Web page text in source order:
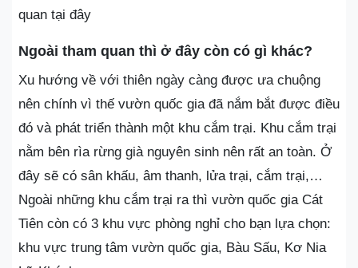
quan tại đây
Ngoài tham quan thì ở đây còn có gì khác?
Xu hướng về với thiên ngày càng được ưa chuộng
nên chính vì thế vườn quốc gia đã nắm bắt được điều
đó và phát triển thành một khu cắm trại. Khu cắm trại
nằm bên rìa rừng già nguyên sinh nên rất an toàn. Ở
đây sẽ có sân khấu, âm thanh, lửa trại, cắm trại,…
Ngoài những khu cắm trại ra thì vườn quốc gia Cát
Tiên còn có 3 khu vực phòng nghỉ cho bạn lựa chọn:
khu vực trung tâm vườn quốc gia, Bàu Sấu, Kơ Nia